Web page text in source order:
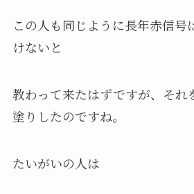
この人も同じように長年赤信号
けないと
教わって来たはずですが、それ
塗りしたのですね。
たいがいの人は